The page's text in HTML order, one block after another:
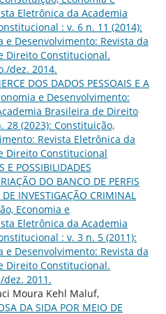
Eletrônica da Academia
: v. 6 n. 11 (2014):
e Desenvolvimento: Revista da
Direito Constitucional.
dez. 2014.
DOS DADOS PESSOAIS E A
e Desenvolvimento:
Brasileira de Direito
28 (2023): Constituição,
Revista Eletrônica da
Direito Constitucional
E POSSIBILIDADES
DO BANCO DE PERFIS
INVESTIGAÇÃO CRIMINAL
Economia e
Eletrônica da Academia
: v. 3 n. 5 (2011):
e Desenvolvimento: Revista da
Direito Constitucional.
dez. 2011.
Moura Kehl Maluf,
DA SIDA POR MEIO DE